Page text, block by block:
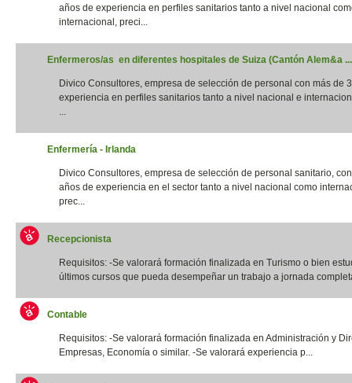
años de experiencia en perfiles sanitarios tanto a nivel nacional
internacional, preci...
Enfermeros/as en diferentes hospitales de Suiza (Cantón Alem&a ...
Divico Consultores, empresa de selección de personal con más de
experiencia en perfiles sanitarios tanto a nivel nacional e
...
Enfermería - Irlanda
Divico Consultores, empresa de selección de personal sanitario,
años de experiencia en el sector tanto a nivel nacional como
prec...
Recepcionista
Requisitos: -Se valorará formación finalizada en Turismo o bien
últimos cursos que pueda desempeñar un trabajo a jornada
Contable
Requisitos: -Se valorará formación finalizada en Administración y
Empresas, Economía o similar. -Se valorará experiencia p...